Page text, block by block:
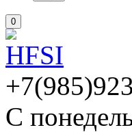
0
С